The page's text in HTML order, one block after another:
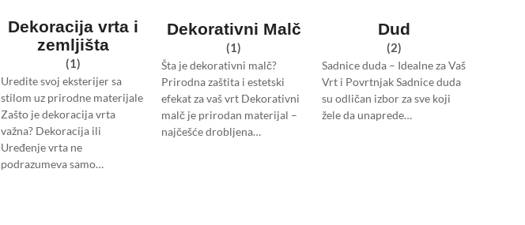
Dekoracija vrta i
zemljišta
(1)
Uredite svoj eksterijer sa
stilom uz prirodne materijale
Zašto je dekoracija vrta
važna? Dekoracija ili
Uređenje vrta ne
podrazumeva samo…
Dekorativni Malč
(1)
Šta je dekorativni malč?
Prirodna zaštita i estetski
efekat za vaš vrt Dekorativni
malč je prirodan materijal –
najčešće drobljena…
Dud
(2)
Sadnice duda – Idealne za Vaš
Vrt i Povrtnjak Sadnice duda
su odličan izbor za sve koji
žele da unaprede…